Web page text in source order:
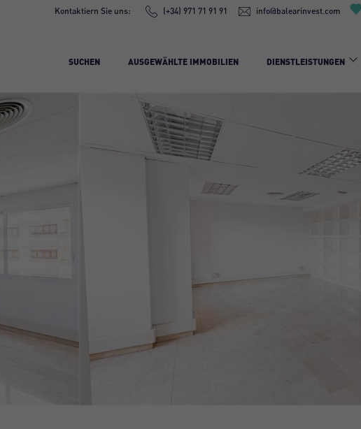
Kontaktiern Sie uns: (+34) 971 71 91 91 info@balearinvest.com
SUCHEN AUSGEWÄHLTE IMMOBILIEN DIENSTLEISTUNGEN